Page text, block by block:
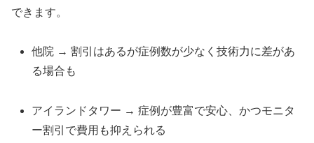
できます。
他院 → 割引はあるが症例数が少なく技術力に差があ
る場合も
アイランドタワー → 症例が豊富で安心、かつモニタ
ー割引で費用も抑えられる